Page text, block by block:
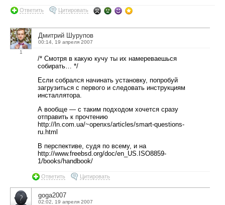
Ответить Цитировать
1
Дмитрий Шурупов
00:14, 19 апреля 2007
/* Смотря в какую кучу ты их намереваешься
собирать… */
Если собрался начинать установку, попробуй
загрузиться с первого и следовать инструкциям
инсталлятора.
А вообще — с таким подходом хочется сразу
отправить к прочтению
http://ln.com.ua/~openxs/articles/smart-questions-
ru.html
В перспективе, судя по всему, и на
http://www.freebsd.org/doc/en_US.ISO8859-
1/books/handbook/
Ответить Цитировать
goga2007
02:02, 19 апреля 2007